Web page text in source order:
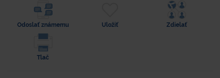
Odoslať známemu Uložiť Zdielať
Tlač